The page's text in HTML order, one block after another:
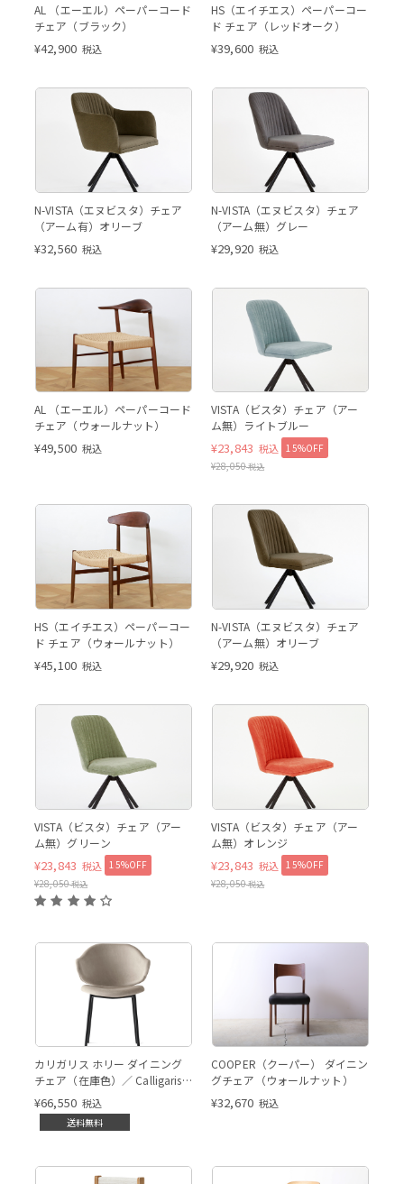
AL （エーエル）ペーパーコード
チェア（ブラック）
¥42,900 税込
HS（エイチエス）ペーパーコー
ド チェア（レッドオーク）
¥39,600 税込
N-VISTA（エヌビスタ）チェア
（アーム有）オリーブ
¥32,560 税込
N-VISTA（エヌビスタ）チェア
（アーム無）グレー
¥29,920 税込
AL ウォールナット
AL （エーエル）ペーパーコード
チェア（ウォールナット）
¥49,500 税込
VISTA（ビスタ）チェア（アー
ム無）ライトブルー
¥23,843 税込 15%OFF
¥28,050税込
HS ウォールナット
HS（エイチエス）ペーパーコー
ド チェア（ウォールナット）
¥45,100 税込
N-VISTA（エヌビスタ）チェア
（アーム無）オリーブ
¥29,920 税込
VISTA（ビスタ）チェア（アー
ム無）グリーン
¥23,843 税込 15%OFF
¥28,050税込
VISTA（ビスタ）チェア（アー
ム無）オレンジ
¥23,843 税込 15%OFF
¥28,050税込
カリガリス ホリー ダイニング
チェア（在庫色）／ Calligaris
HOLLY Dining chair[CS2037]
S0F / P15 *
¥66,550 税込
送料無料
COOPER（クーパー） ダイニン
グチェア（ウォールナット）
¥32,670 税込